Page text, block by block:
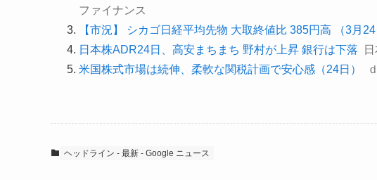
ファイナンス
【市況】 シカゴ日経平均先物 大取終値比 385円高 （3月24
日本株ADR24日、高安まちまち 野村が上昇 銀行は下落
米国株式市場は続伸、柔軟な関税計画で安心感（24日）
ヘッドライン - 最新 - Google ニュース